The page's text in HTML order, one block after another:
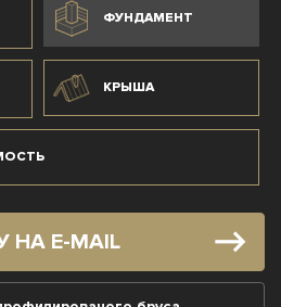
ФУНДАМЕНТ
КРЫША
E-MAIL